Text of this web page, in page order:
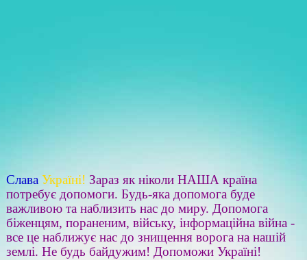
Слава Україні! Зараз як ніколи НАША країна
потребує допомоги. Будь-яка допомога буде
важливою та наблизить нас до миру. Допомога
біженцям, пораненим, війську, інформаційна війна -
все це наближує нас до знищення ворога на нашій
землі. Не будь байдужим! Допоможи Україні!